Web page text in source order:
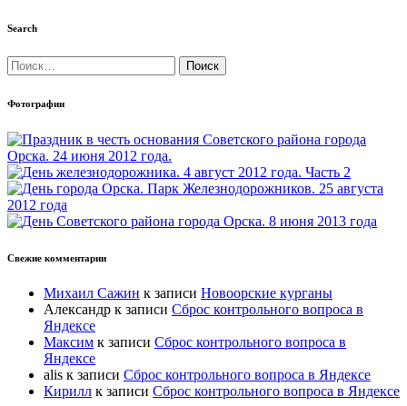
Search
Найти:
Фотографии
Свежие комментарии
Михаил Сажин к записи Новоорские курганы
Александр к записи Сброс контрольного вопроса в
Яндексе
Максим к записи Сброс контрольного вопроса в
Яндексе
alis к записи Сброс контрольного вопроса в Яндексе
Кирилл к записи Сброс контрольного вопроса в Яндексе